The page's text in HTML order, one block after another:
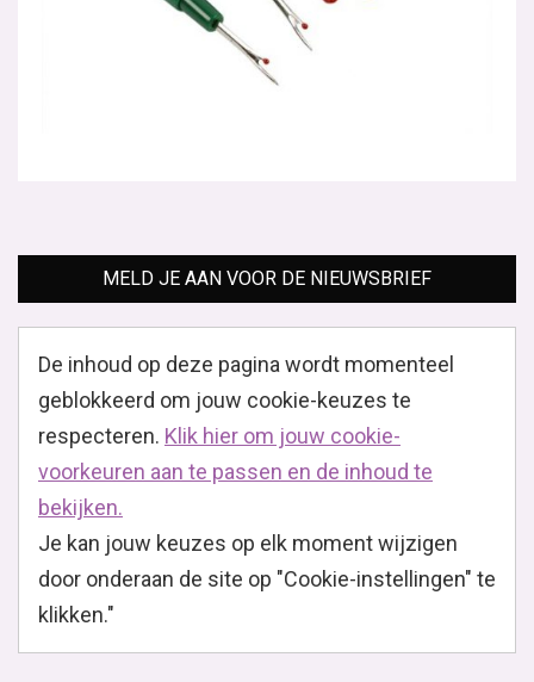
MELD JE AAN VOOR DE NIEUWSBRIEF
De inhoud op deze pagina wordt momenteel
geblokkeerd om jouw cookie-keuzes te
respecteren. Klik hier om jouw cookie-
voorkeuren aan te passen en de inhoud te
bekijken.
Je kan jouw keuzes op elk moment wijzigen
door onderaan de site op "Cookie-instellingen" te
klikken."